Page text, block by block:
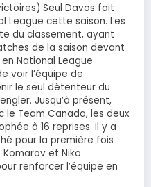
Seul Davos fait
League cette saison. Les
du classement, ayant
de la saison devant
National League
voir l’équipe de
le seul détenteur du
Jusqu’à présent,
Team Canada, les deux
à 16 reprises. Il y a
pour la première fois
Komarov et Niko
renforcer l’équipe en